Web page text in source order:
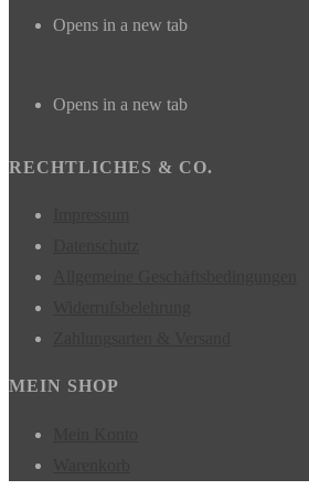
Opens in a new tab
Opens in a new tab
RECHTLICHES & CO.
MEIN SHOP